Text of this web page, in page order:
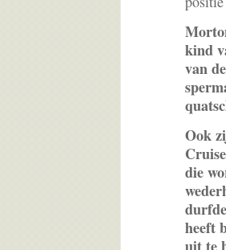
kind
van
Ook
die
heeft